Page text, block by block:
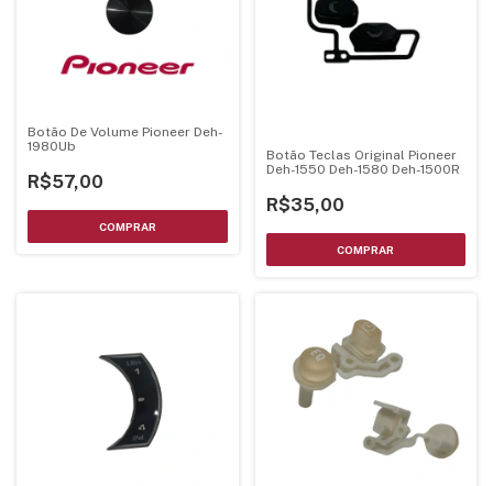
Botão De Volume Pioneer Deh-
1980Ub
R$57,00
Botão Teclas Original Pioneer
Deh-1550 Deh-1580 Deh-1500R
R$35,00